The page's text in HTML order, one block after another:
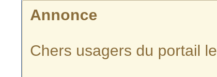
Annonce
Chers usagers du portail